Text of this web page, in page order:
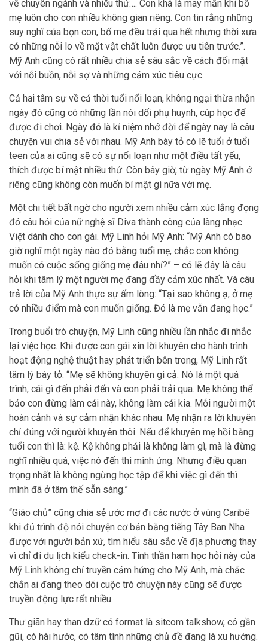
về chuyên ngành và nhiều thứ…. Con khá là may mắn khi bố
mẹ luôn cho con nhiều không gian riêng. Con tin rằng những
suy nghĩ của bọn con, bố mẹ đều trải qua hết nhưng thời xưa
có những nỗi lo về mặt vật chất luôn được ưu tiên trước.”.
Mỹ Anh cũng có rất nhiều chia sẻ sâu sắc về cách đối mặt
với nỗi buồn, nỗi sợ và những cảm xúc tiêu cực.
Cả hai tâm sự về cả thời tuổi nổi loạn, không ngại thừa nhận
ngày đó cũng có những lần nói dối phụ huynh, cúp học để
được đi chơi. Ngày đó là kỉ niệm nhớ đời để ngày nay là câu
chuyện vui chia sẻ với nhau. Mỹ Anh bày tỏ có lẽ tuổi ở tuổi
teen của ai cũng sẽ có sự nổi loạn như một điều tất yếu,
thích được bí mật nhiều thứ. Còn bây giờ, từ ngày Mỹ Anh ở
riêng cũng không còn muốn bí mật gì nữa với mẹ.
Một chi tiết bất ngờ cho người xem nhiều cảm xúc lắng đọng
đó câu hỏi của nữ nghệ sĩ Diva thành công của làng nhạc
Việt dành cho con gái. Mỹ Linh hỏi Mỹ Anh: “Mỹ Anh có bao
giờ nghĩ một ngày nào đó bằng tuổi mẹ, chắc con không
muốn có cuộc sống giống mẹ đâu nhỉ?” – có lẽ đây là câu
hỏi khi tâm lý một người mẹ đang đầy cảm xúc nhất. Và câu
trả lời của Mỹ Anh thực sự ấm lòng: “Tại sao không ạ, ở mẹ
có nhiều điểm mà con muốn giống. Đó là mẹ vẫn đang học.”
Trong buổi trò chuyện, Mỹ Linh cũng nhiều lần nhắc đi nhắc
lại việc học. Khi được con gái xin lời khuyên cho hành trình
hoạt động nghệ thuật hay phát triển bên trong, Mỹ Linh rất
tâm lý bày tỏ: “Mẹ sẽ không khuyên gì cả. Nó là một quá
trình, cái gì đến phải đến và con phải trải qua. Mẹ không thể
bảo con đừng làm cái này, không làm cái kia. Mỗi người một
hoàn cảnh và sự cảm nhận khác nhau. Mẹ nhận ra lời khuyên
chỉ đúng với người khuyên thôi. Nếu để khuyên mẹ hồi bằng
tuổi con thì là: kệ. Kệ không phải là không làm gì, mà là đừng
nghĩ nhiều quá, việc nó đến thì mình ứng. Nhưng điều quan
trọng nhất là không ngừng học tập để khi việc gì đến thì
mình đã ở tâm thế sẵn sàng.”
“Giáo chủ” cũng chia sẻ ước mơ đi các nước ở vùng Caribê
khi đủ trình độ nói chuyện cơ bản bằng tiếng Tây Ban Nha
được với người bản xứ, tìm hiểu sâu sắc về địa phương thay
vì chỉ đi du lịch kiểu check-in. Tinh thần ham học hỏi này của
Mỹ Linh không chỉ truyền cảm hứng cho Mỹ Anh, mà chắc
chắn ai đang theo dõi cuộc trò chuyện này cũng sẽ được
truyền động lực rất nhiều.
Thư giãn hay than dzữ có format là sitcom talkshow, có gần
gũi, có hài hước, có tâm tình những chủ đề đang là xu hướng.